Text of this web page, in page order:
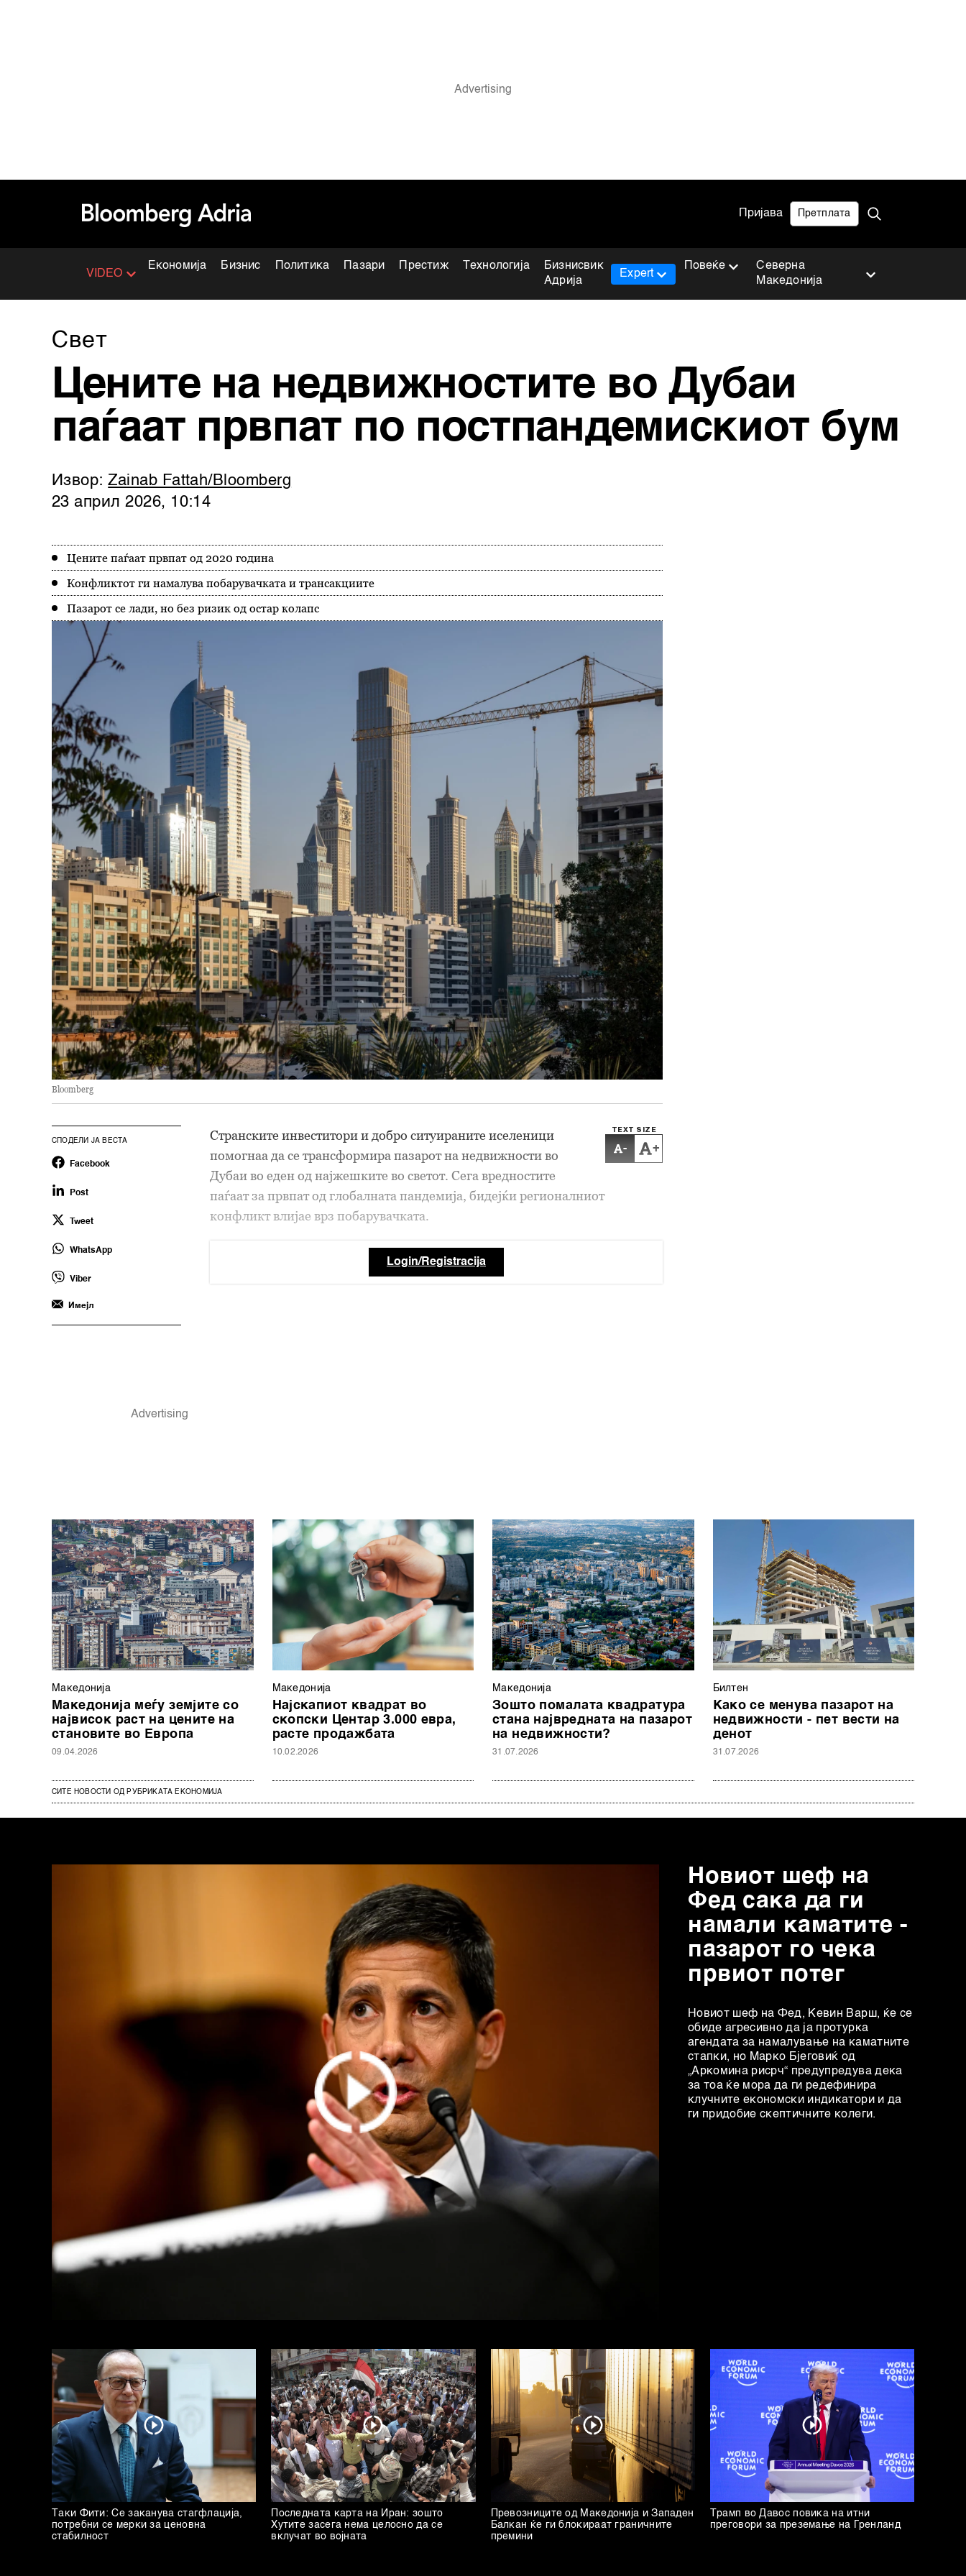
Пријава Претплата
VIDEO
Економија Бизнис Политика Пазари Престиж Технологија
Бизнисвик
Адрија
Северна
Македонија
Expert
Повеќе
Свет
Цените на недвижностите во Дубаи
паѓаат првпат по постпандемискиот бум
Извор:Zainab Fattah/Bloomberg
23 април 2026, 10:14
Цените паѓаат првпат од 2020 година
Конфликтот ги намалува побарувачката и трансакциите
Пазарот се лади, но без ризик од остар колапс
Bloomberg
СПОДЕЛИ ЈА ВЕСТА
Facebook
Post
Tweet
WhatsApp
Viber
Имејл
TEXT SIZE
- +
Странските инвеститори и добро ситуираните иселеници
помогнаа да се трансформира пазарот на недвижности во
Дубаи во еден од најжешките во светот. Сега вредностите
паѓаат за првпат од глобалната пандемија, бидејќи регионалниот
конфликт влијае врз побарувачката.
Login/Registracija
Македонија
Македонија меѓу земјите со
највисок раст на цените на
становите во Европа
09.04.2026
Македонија
Најскапиот квадрат во
скопски Центар 3.000 евра,
расте продажбата
10.02.2026
Македонија
Зошто помалата квадратура
стана највредната на пазарот
на недвижности?
31.07.2026
Билтен
Како се менува пазарот на
недвижности - пет вести на
денот
31.07.2026
СИТЕ НОВОСТИ ОД РУБРИКАТА ЕКОНОМИЈА
Новиот шеф на
Фед сака да ги
намали каматите -
пазарот го чека
првиот потег
Новиот шеф на Фeд, Кевин Варш, ќе се
обиде агресивно да ја протурка
агендата за намалување на каматните
стапки, но Марко Бјеговиќ од
„Аркомина рисрч“ предупредува дека
за тоа ќе мора да ги редефинира
клучните економски индикатори и да
ги придобие скептичните колеги.
Таки Фити: Се заканува стагфлација,
потребни се мерки за ценовна
стабилност
Последната карта на Иран: зошто
Хутите засега нема целосно да се
вклучат во војната
Превозниците од Македонија и Западен
Балкан ќе ги блокираат граничните
премини
Трамп во Давос повика на итни
преговори за преземање на Гренланд